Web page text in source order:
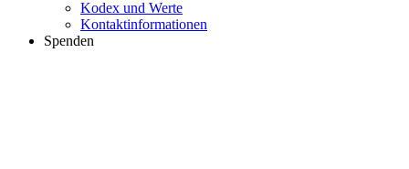
Kodex und Werte
Kontaktinformationen
Spenden